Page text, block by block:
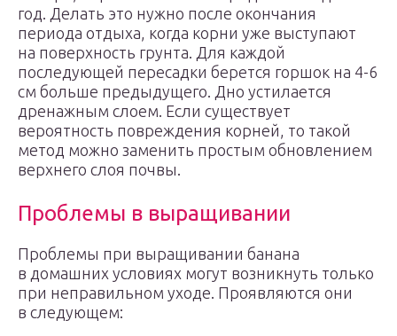
год. Делать это нужно после окончания
периода отдыха, когда корни уже выступают
на поверхность грунта. Для каждой
последующей пересадки берется горшок на 4-6
см больше предыдущего. Дно устилается
дренажным слоем. Если существует
вероятность повреждения корней, то такой
метод можно заменить простым обновлением
верхнего слоя почвы.
Проблемы в выращивании
Проблемы при выращивании банана
в домашних условиях могут возникнуть только
при неправильном уходе. Проявляются они
в следующем: